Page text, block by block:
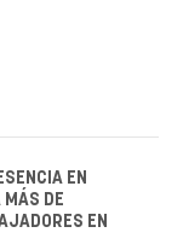
EN
MÁS DE
EN